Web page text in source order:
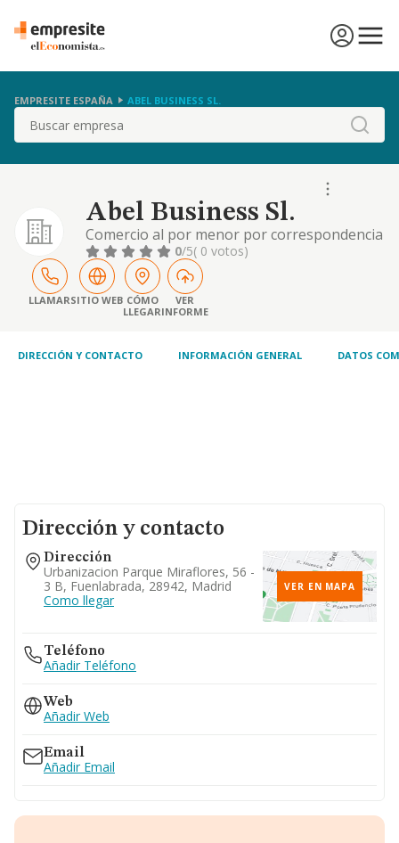
EMPRESITE ESPAÑA ABEL BUSINESS SL.
Buscar
Abel Business Sl.
Comercio al por menor por correspondencia
o internet
0/5( 0 votos)
LLAMARSITIO WEB CÓMO
LLEGAR
VER
INFORME
DIRECCIÓN Y CONTACTO INFORMACIÓN GENERAL DATOS
Dirección y contacto
Dirección
Urbanizacion Parque Miraflores, 56 -
3 B, Fuenlabrada, 28942, Madrid
Como llegar
VER EN MAPA
Teléfono
Añadir Teléfono
Web
Añadir Web
Email
Añadir Email